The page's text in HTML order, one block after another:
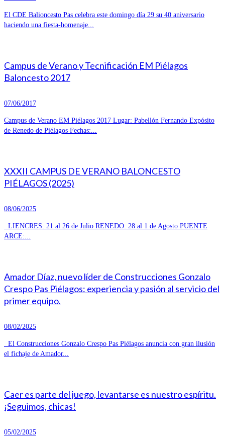
El CDE Balioncesto Pas celebra este domingo día 29 su 40 aniversario
haciendo una fiesta-homenaje...
Campus de Verano y Tecnificación EM Piélagos
Baloncesto 2017
07/06/2017
Campus de Verano EM Piélagos 2017 Lugar: Pabellón Fernando Expósito
de Renedo de Piélagos Fechas:...
XXXII CAMPUS DE VERANO BALONCESTO
PIÉLAGOS (2025)
08/06/2025
LIENCRES: 21 al 26 de Julio RENEDO: 28 al 1 de Agosto PUENTE
ARCE:...
Amador Díaz, nuevo líder de Construcciones Gonzalo
Crespo Pas Piélagos: experiencia y pasión al servicio del
primer equipo.
08/02/2025
El Construcciones Gonzalo Crespo Pas Piélagos anuncia con gran ilusión
el fichaje de Amador...
Caer es parte del juego, levantarse es nuestro espíritu.
¡Seguimos, chicas!
05/02/2025